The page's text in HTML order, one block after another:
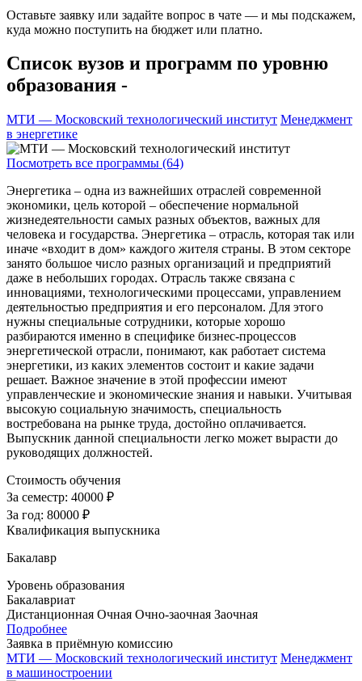
Оставьте заявку или задайте вопрос в чате — и мы подскажем,
куда можно поступить на бюджет или платно.
Список вузов и программ по уровню
образования -
МТИ — Московский технологический институт Менеджмент
в энергетике
Посмотреть все программы (64)
Энергетика – одна из важнейших отраслей современной
экономики, цель которой – обеспечение нормальной
жизнедеятельности самых разных объектов, важных для
человека и государства. Энергетика – отрасль, которая так или
иначе «входит в дом» каждого жителя страны. В этом секторе
занято большое число разных организаций и предприятий
даже в небольших городах. Отрасль также связана с
инновациями, технологическими процессами, управлением
деятельностью предприятия и его персоналом. Для этого
нужны специальные сотрудники, которые хорошо
разбираются именно в специфике бизнес-процессов
энергетической отрасли, понимают, как работает система
энергетики, из каких элементов состоит и какие задачи
решает. Важное значение в этой профессии имеют
управленческие и экономические знания и навыки. Учитывая
высокую социальную значимость, специальность
востребована на рынке труда, достойно оплачивается.
Выпускник данной специальности легко может вырасти до
руководящих должностей.
Стоимость обучения
За семестр: 40000 ₽
За год: 80000 ₽
Квалификация выпускника
Бакалавр
Уровень образования
Бакалавриат
Дистанционная Очная Очно-заочная Заочная
Подробнее
Заявка в приёмную комиссию
МТИ — Московский технологический институт Менеджмент
в машиностроении